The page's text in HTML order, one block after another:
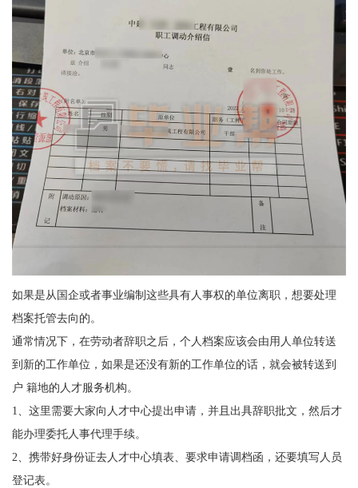
如果是从国企或者事业编制这些具有人事权的单位离职，想要处理
档案托管去向的。
通常情况下，在劳动者辞职之后，个人档案应该会由用人单位转送
到新的工作单位，如果是还没有新的工作单位的话，就会被转送到
户 籍地的人才服务机构。
1
、这里需要大家向人才中心提出申请，并且出具辞职批文，然后才
能办理委托人事代理手续。
2 、携带好身份证去人才中心填表、要求申请调档函，还要填写人员
登记表。